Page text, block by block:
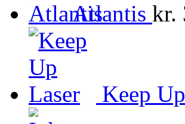
Atlantis kr.
Keep